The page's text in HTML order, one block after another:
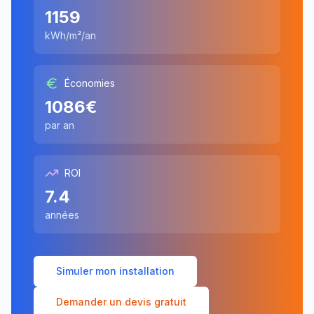
1159
kWh/m²/an
Économies
1086€
par an
ROI
7.4
années
Simuler mon installation
Demander un devis gratuit